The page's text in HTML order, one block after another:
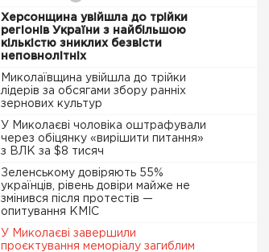
Херсонщина увійшла до трійки
регіонів України з найбільшою
кількістю зниклих безвісти
неповнолітніх
Миколаївщина увійшла до трійки
лідерів за обсягами збору ранніх
зернових культур
У Миколаєві чоловіка оштрафували
через обіцянку «вирішити питання»
з ВЛК за $8 тисяч
Зеленському довіряють 55%
українців, рівень довіри майже не
змінився після протестів —
опитування КМІС
У Миколаєві завершили
проєктування меморіалу загиблим